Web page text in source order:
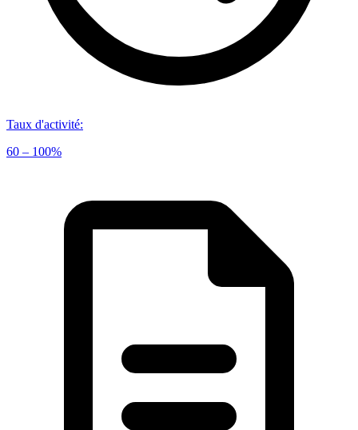
Taux d'activité:
60 – 100%